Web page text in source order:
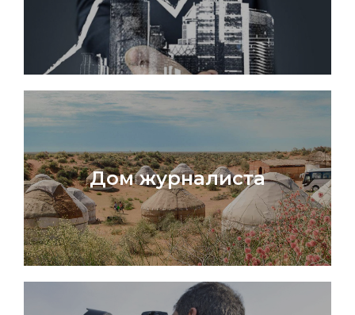
Дом журналиста